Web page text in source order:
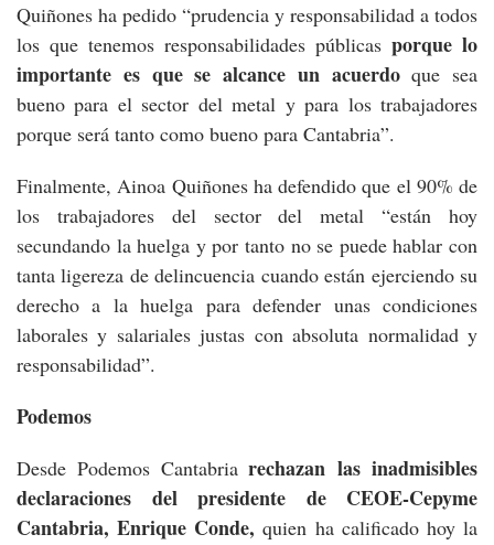
Quiñones ha pedido “prudencia y responsabilidad a todos
los que tenemos responsabilidades públicas porque lo
importante es que se alcance un acuerdoque sea
bueno para el sector del metal y para los trabajadores
porque será tanto como bueno para Cantabria”.
Finalmente, Ainoa Quiñones ha defendido que el 90% de
los trabajadores del sector del metal “están hoy
secundando la huelga y por tanto no se puede hablar con
tanta ligereza de delincuencia cuando están ejerciendo su
derecho a la huelga para defender unas condiciones
laborales y salariales justas con absoluta normalidad y
responsabilidad”.
Podemos
Desde Podemos Cantabriarechazan las inadmisibles
declaraciones del presidente de CEOE-Cepyme
Cantabria, Enrique Conde, quien ha calificado hoy la